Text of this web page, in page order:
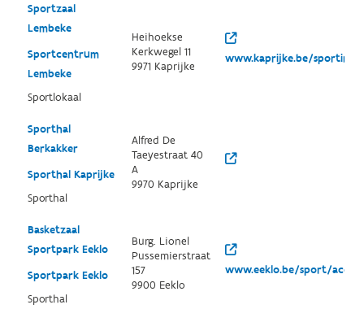
Sportzaal
Lembeke
Sportcentrum
Lembeke
Sportlokaal
Heihoekse
Kerkwegel 11
9971 Kaprijke
www.kaprijke.be/
Sporthal
Berkakker
Sporthal Kaprijke
Sporthal
Alfred De
Taeyestraat 40
A
9970 Kaprijke
Basketzaal
Sportpark Eeklo
Sportpark Eeklo
Sporthal
Burg. Lionel
Pussemierstraat
157
9900 Eeklo
www.eeklo.be/sport/